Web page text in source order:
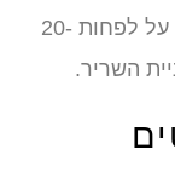
המומלץ הוא קרוב יותר ל-2:1, עם דגש על לפחות 20-